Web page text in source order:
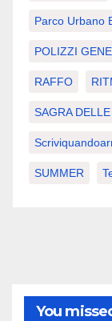
Parco Urbano
POLIZZI
RAFFO
SAGRA
SUMMER
You